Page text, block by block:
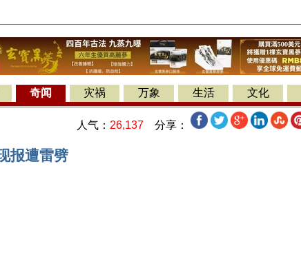
奇闻 灾祸 万象 生活 文化
人气： 26,137 分享：
报遭雷劈